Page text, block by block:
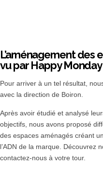
L’aménagement des
vu par Happy Monday
Pour arriver à un tel résultat,
avec la direction de Boiron.
Après avoir étudié et analysé
objectifs, nous avons proposé
des espaces aménagés créant
l’ADN de la marque. Découvrez
contactez-nous à votre tour.